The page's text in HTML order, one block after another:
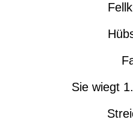
Sie wiegt